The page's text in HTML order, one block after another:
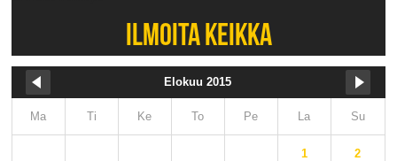
ILMOITA KEIKKA
Elokuu 2015
Ma Ti Ke To Pe La Su
1 2